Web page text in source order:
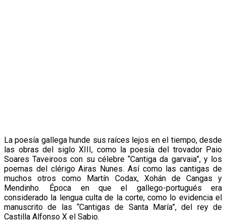
La poesía gallega hunde sus raíces lejos en el tiempo, desde
las obras del siglo XIII, como la poesía del trovador Paio
Soares Taveiroos con su célebre “Cantiga da garvaia”, y los
poemas del clérigo Airas Nunes. Así como las cantigas de
muchos otros como Martín Codax, Xohán de Cangas y
Mendinho. Época en que el gallego-portugués era
considerado la lengua culta de la corte, como lo evidencia el
manuscrito de las “Cantigas de Santa María”, del rey de
Castilla Alfonso X el Sabio.